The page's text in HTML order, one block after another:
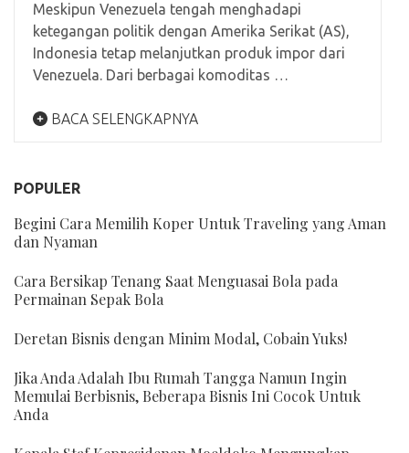
Meskipun Venezuela tengah menghadapi
ketegangan politik dengan Amerika Serikat (AS),
Indonesia tetap melanjutkan produk impor dari
Venezuela. Dari berbagai komoditas …
BACA SELENGKAPNYA
POPULER
Begini Cara Memilih Koper Untuk Traveling yang Aman
dan Nyaman
Cara Bersikap Tenang Saat Menguasai Bola pada
Permainan Sepak Bola
Deretan Bisnis dengan Minim Modal, Cobain Yuks!
Jika Anda Adalah Ibu Rumah Tangga Namun Ingin
Memulai Berbisnis, Beberapa Bisnis Ini Cocok Untuk
Anda